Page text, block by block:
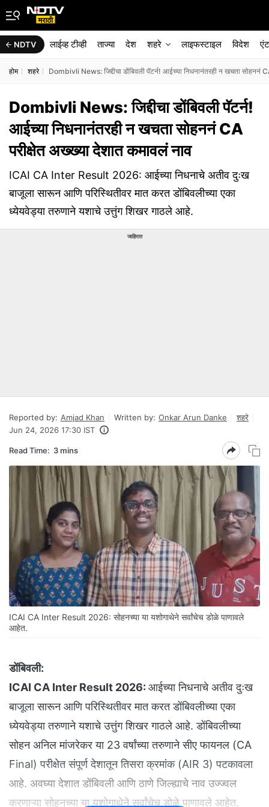
NDTV लाईव्ह टीव्ही ताज्या देश शहरे लाइफस्टाइल विदेश
होम शहरे Dombivli News: जिद्दीचा डोंबिवली पॅटर्न! आईच्या निधनानंतरही न खचता सोहननं
Dombivli News: जिद्दीचा डोंबिवली पॅटर्न!
आईच्या निधनानंतरही न खचता सोहननं CA
परीक्षेत अख्ख्या देशात कमावलं नाव
ICAI CA Inter Result 2026: आईच्या निधनाचे अतीव दुःख
बाजूला सारून आणि परिस्थितीवर मात करत डोंबिवलीच्या एका
ध्येयवेड्या तरुणाने यशाचे उत्तुंग शिखर गाठले आहे.
जाहिरात
Reported by: Amjad Khan Written by: Onkar Arun Danke
शहरे
Jun 24, 2026 17:30 IST
Read Time: 3 mins
ICAI CA Inter Result 2026: सोहनच्या या यशोगाथेने सर्वांचेच डोळे पाणावले
आहेत.
डोंबिवली:
ICAI CA Inter Result 2026: आईच्या निधनाचे अतीव दुःख
बाजूला सारून आणि परिस्थितीवर मात करत डोंबिवलीच्या एका
ध्येयवेड्या तरुणाने यशाचे उत्तुंग शिखर गाठले आहे. डोंबिवलीच्या
सोहन अनिल मांजरेकर या 23 वर्षांच्या तरुणाने सीए फायनल (CA
Final) परीक्षेत संपूर्ण देशातून तिसरा क्रमांक (AIR 3) पटकावला
आहे. अवघ्या देशात डोंबिवली आणि ठाणे जिल्ह्याचे नाव उज्ज्वल
करणाऱ्या सोहनच्या या यशोगाथेने सर्वांचेच डोळे पाणावले आहेत,